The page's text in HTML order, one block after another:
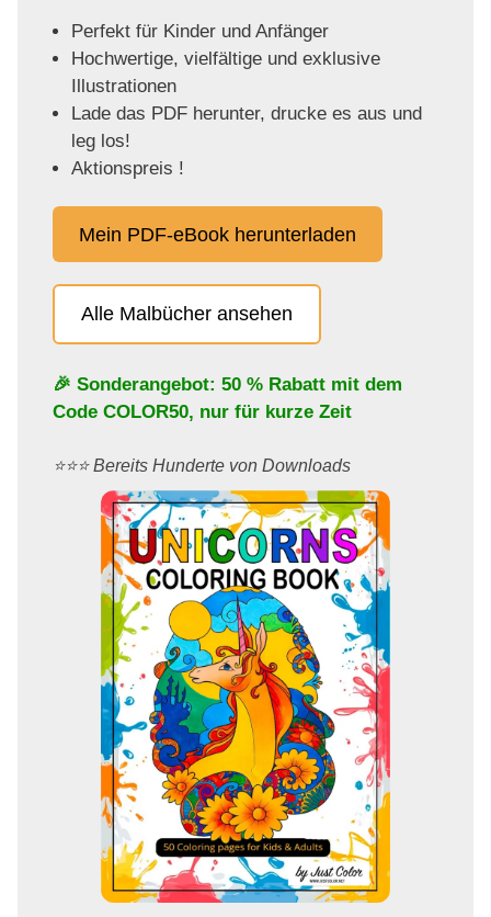
Perfekt für Kinder und Anfänger
Hochwertige, vielfältige und exklusive
Illustrationen
Lade das PDF herunter, drucke es aus und
leg los!
Aktionspreis !
Mein PDF-eBook herunterladen
Alle Malbücher ansehen
🎉 Sonderangebot: 50 % Rabatt mit dem
Code COLOR50, nur für kurze Zeit
⭐️⭐️⭐️ Bereits Hunderte von Downloads